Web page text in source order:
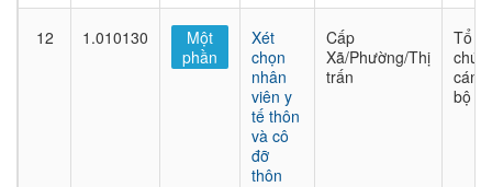
12 1.010130
Một
phần
Xét
chọn
nhân
viên y
tế thôn
và cô
đỡ
thôn
Cấp
Xã/Phường/Thị
trấn
Tổ
chức
cán
bộ